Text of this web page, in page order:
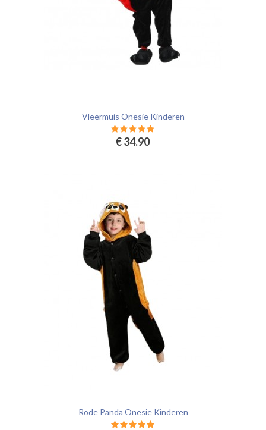
Vleermuis Onesie Kinderen
€ 34.90
Rode Panda Onesie Kinderen